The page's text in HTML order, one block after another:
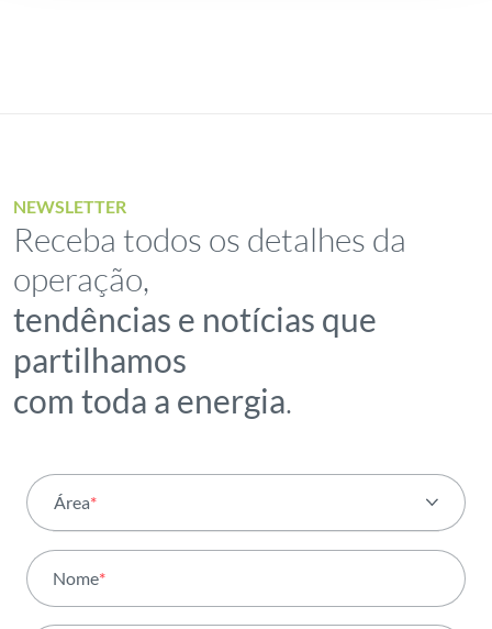
NEWSLETTER
Receba todos os detalhes da
operação,
tendências e notícias que
partilhamos
com toda a energia.
Área*
Atividade
Nome*